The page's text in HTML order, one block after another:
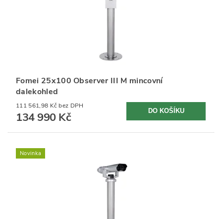
Fomei 25x100 Observer III M mincovní
dalekohled
111 561,98 Kč bez DPH
134 990 Kč
Novinka